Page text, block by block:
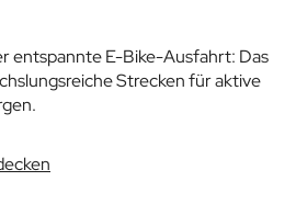
entspannte E-Bike-Ausfahrt: Das
Strecken für aktive